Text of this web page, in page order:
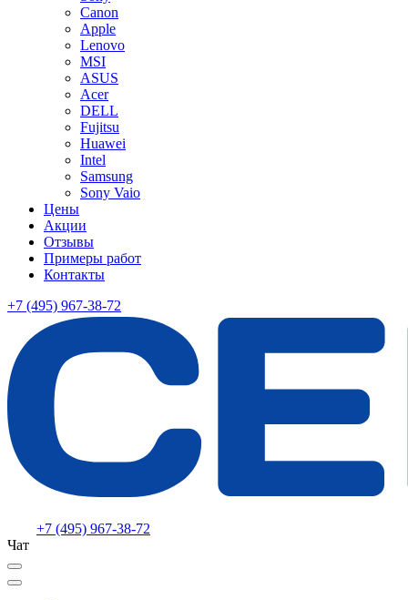
Canon
Apple
Lenovo
MSI
ASUS
Acer
DELL
Fujitsu
Huawei
Intel
Samsung
Sony Vaio
Цены
Акции
Отзывы
Примеры работ
Контакты
+7 (495) 967-38-72
+7 (495) 967-38-72
Чат